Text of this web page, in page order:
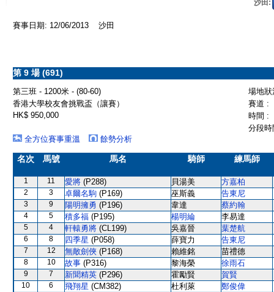
沙田:
賽事日期: 12/06/2013 沙田
第 9 場 (691)
第三班 - 1200米 - (80-60)
場地
香港大學校友會挑戰盃（讓賽）
賽道 :
HK$ 950,000
時間 :
分段
全方位賽事重溫
餘勢分析
名次 馬號 馬名 騎師 練馬師
1 11 愛將 (P288) 貝湯美 方嘉柏
2 3 卓爾名駒 (P169) 巫斯義 告東尼
3 9 陽明擁勇 (P196) 韋達 蔡約翰
4 5 積多福 (P195) 楊明綸 李易達
5 4 軒轅勇將 (CL199) 吳嘉晉 葉楚航
6 8 四季星 (P058) 薛寶力 告東尼
7 12 無敵劍俠 (P168) 賴維銘 苗禮德
8 10 故事 (P316) 黎海榮 徐雨石
9 7 新聞精英 (P296) 霍勵賢 賀賢
10 6 飛翔星 (CM382) 杜利萊 鄭俊偉